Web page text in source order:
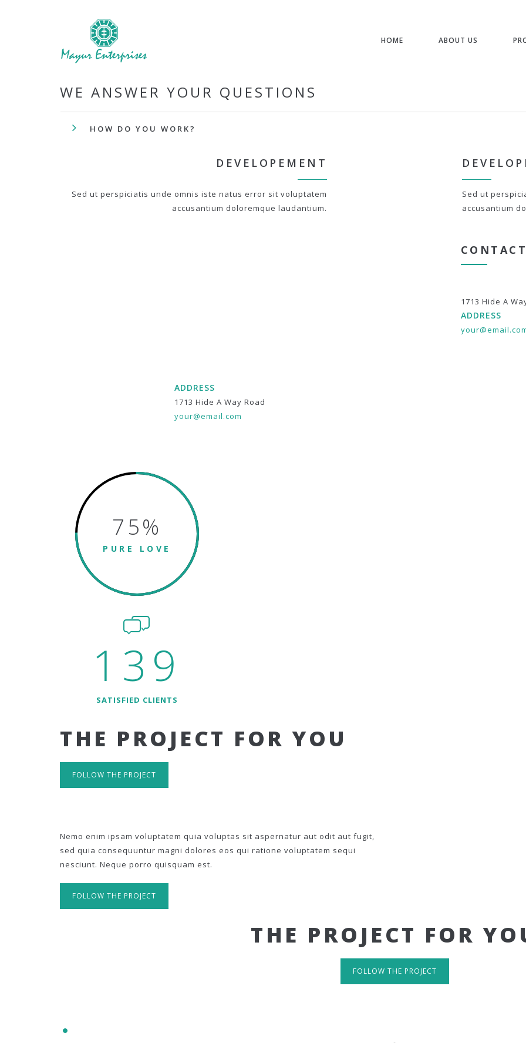
HOME ABOUT US
WE ANSWER YOUR QUESTIONS
HOW DO YOU WORK?
DEVELOPEMENT
Sed ut perspiciatis unde omnis iste natus error sit voluptatem
accusantium doloremque laudantium.
Sed ut
accusantium
1713 Hide A
ADDRESS
ADDRESS
1713 Hide A Way Road
your@email.com
75%
PURE LOVE
139
SATISFIED CLIENTS
THE PROJECT FOR YOU
FOLLOW THE PROJECT
Nemo enim ipsam voluptatem quia voluptas sit aspernatur aut odit aut fugit,
sed quia consequuntur magni dolores eos qui ratione voluptatem sequi
nesciunt. Neque porro quisquam est.
FOLLOW THE PROJECT
THE PROJECT FOR
FOLLOW THE PROJECT